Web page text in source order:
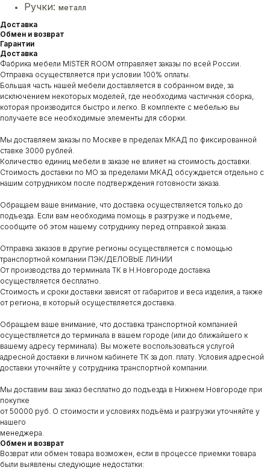
Ручки: металл
Доставка
Обмен и возврат
Гарантии
Доставка
Фабрика мебели MISTER ROOM отправляет заказы по всей России.
Отправка осуществляется при условии 100% оплаты.
Большая часть нашей мебели доставляется в собранном виде, за
исключением некоторых моделей, где необходима частичная сборка,
которая производится быстро и легко. В комплекте с мебелью вы
получаете все необходимые элементы для сборки.
Мы доставляем заказы по Москве в пределах МКАД по фиксированной
ставке 3000 рублей.
Количество единиц мебели в заказе не влияет на стоимость доставки.
Стоимость доставки по МО за пределами МКАД обсуждается отдельно с
нашим сотрудником после подтверждения готовности заказа.
Обращаем ваше внимание, что доставка осуществляется только до
подъезда. Если вам необходима помощь в разгрузке и подъеме,
сообщите об этом нашему сотруднику перед отправкой заказа.
Отправка заказов в другие регионы осуществляется с помощью
транспортной компании ПЭК/ДЕЛОВЫЕ ЛИНИИ
От производства до терминала ТК в Н.Новгороде доставка
осуществляется бесплатно.
Стоимость и сроки доставки зависят от габаритов и веса изделия, а также
от региона, в который осуществляется доставка.
Обращаем ваше внимание, что доставка транспортной компанией
осуществляется до терминала в вашем городе (или до ближайшего к
вашему адресу терминала). Вы можете воспользоваться услугой
адресной доставки в личном кабинете ТК за доп. плату. Условия адресной
доставки уточняйте у сотрудника транспортной компании.
Мы доставим ваш заказ бесплатно до подъезда в Нижнем Новгороде при
покупке
от 50000 руб. О стоимости и условиях подъёма и разгрузки уточняйте у
нашего
менеджера.
Обмен и возврат
Возврат или обмен товара возможен, если в процессе приемки товара
были выявлены следующие недостатки: